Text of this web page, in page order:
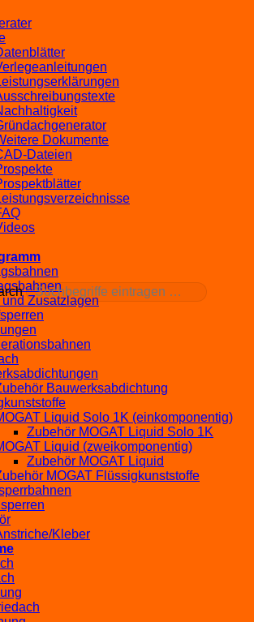
Dokumente
Dateien
und Zusatzlagen
Bauwerksabdichtung
Liquid Solo 1K (einkomponentig)
Zubehör MOGAT Liquid Solo 1K
Liquid (zweikomponentig)
Zubehör MOGAT Liquid
MOGAT Flüssigkunststoffe
Kleber